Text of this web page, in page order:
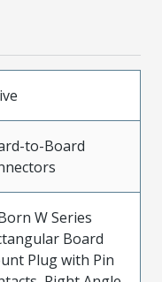
to-Board
W Series
Board
Plug with Pin